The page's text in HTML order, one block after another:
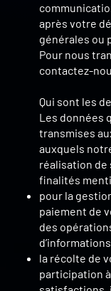
après votre
générales ou
Pour nous
contactez-
Qui sont les
Les données
transmises
auxquels
réalisation de
finalités
pour la
paiement de
des
la récolte de
participation